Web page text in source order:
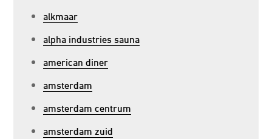
alkmaar
alpha industries sauna
american diner
amsterdam
amsterdam centrum
amsterdam zuid